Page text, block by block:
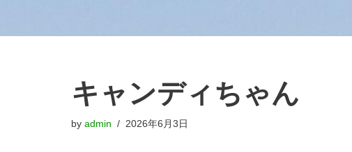
キャンディちゃん
by admin 2026年6月3日